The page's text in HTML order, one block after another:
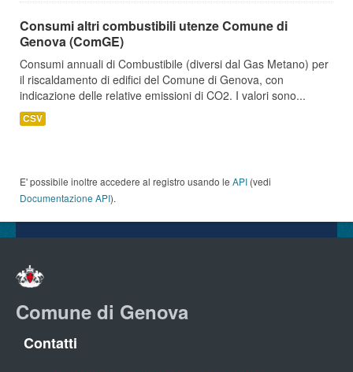
Consumi altri combustibili utenze Comune di
Genova (ComGE)
Consumi annuali di Combustibile (diversi dal Gas Metano) per
il riscaldamento di edifici del Comune di Genova, con
indicazione delle relative emissioni di CO2. I valori sono...
CSV
E' possibile inoltre accedere al registro usando le API (vedi
Documentazione API).
Comune di Genova
Contatti